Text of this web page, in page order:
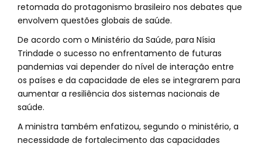
retomada do protagonismo brasileiro nos debates que
envolvem questões globais de saúde.
De acordo com o Ministério da Saúde, para Nísia
Trindade o sucesso no enfrentamento de futuras
pandemias vai depender do nível de interação entre
os países e da capacidade de eles se integrarem para
aumentar a resiliência dos sistemas nacionais de
saúde.
A ministra também enfatizou, segundo o ministério, a
necessidade de fortalecimento das capacidades